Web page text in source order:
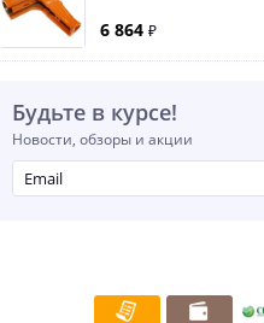
6 864 ₽
Будьте в курсе!
Новости, обзоры и акции